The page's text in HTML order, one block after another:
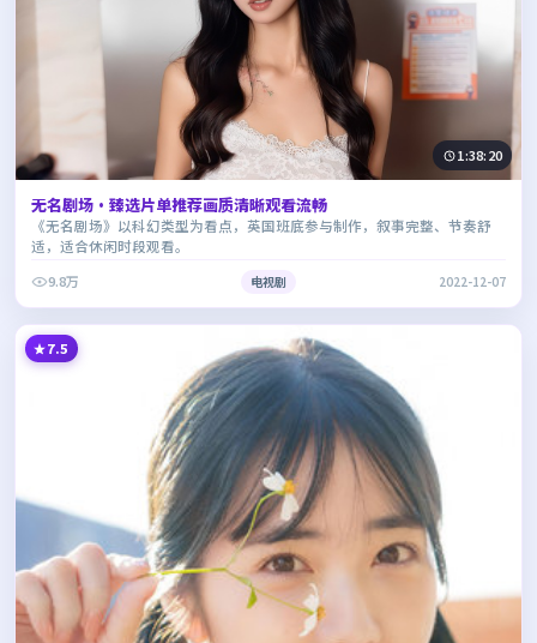
1:38:20
无名剧场·臻选片单推荐画质清晰观看流畅
《无名剧场》以科幻类型为看点，英国班底参与制作，叙事完整、节奏舒
适，适合休闲时段观看。
9.8万
电视剧 2022-12-07
7.5